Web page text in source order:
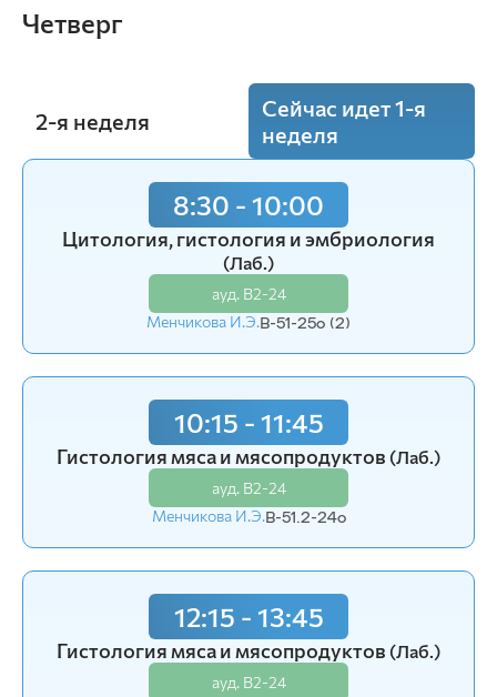
Четверг
2-я неделя
Сейчас идет 1-я
неделя
8:30 - 10:00
Цитология, гистология и эмбриология
(Лаб.)
ауд. В2-24
Менчикова И.Э.В-51-25o (2)
10:15 - 11:45
Гистология мяса и мясопродуктов (Лаб.)
ауд. В2-24
Менчикова И.Э.В-51.2-24o
12:15 - 13:45
Гистология мяса и мясопродуктов (Лаб.)
ауд. В2-24
8:30 - 10:00
Гистология мяса и мясопродуктов(Лаб.)
ауд. В2-24
Менчикова И.Э.
10:15 - 11:45
Гистология мяса и мясопродуктов
ауд. В2-24
Менчикова И.Э.